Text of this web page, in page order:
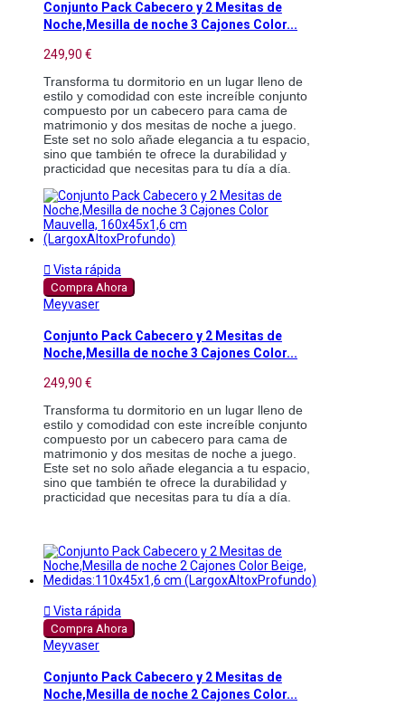
Conjunto Pack Cabecero y 2 Mesitas de
Noche,Mesilla de noche 3 Cajones Color...
249,90 €
Transforma tu dormitorio en un lugar lleno de
estilo y comodidad con este increíble conjunto
compuesto por un cabecero para cama de
matrimonio y dos mesitas de noche a juego.
Este set no solo añade elegancia a tu espacio,
sino que también te ofrece la durabilidad y
practicidad que necesitas para tu día a día.
 Vista rápida
Compra Ahora
Meyvaser
Conjunto Pack Cabecero y 2 Mesitas de
Noche,Mesilla de noche 3 Cajones Color...
249,90 €
Transforma tu dormitorio en un lugar lleno de
estilo y comodidad con este increíble conjunto
compuesto por un cabecero para cama de
matrimonio y dos mesitas de noche a juego.
Este set no solo añade elegancia a tu espacio,
sino que también te ofrece la durabilidad y
practicidad que necesitas para tu día a día.
 Vista rápida
Compra Ahora
Meyvaser
Conjunto Pack Cabecero y 2 Mesitas de
Noche,Mesilla de noche 2 Cajones Color...